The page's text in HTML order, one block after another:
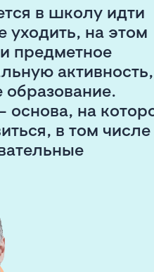
в школу идти
уходить, на этом
предметное
активность,
основа, на
в том числе